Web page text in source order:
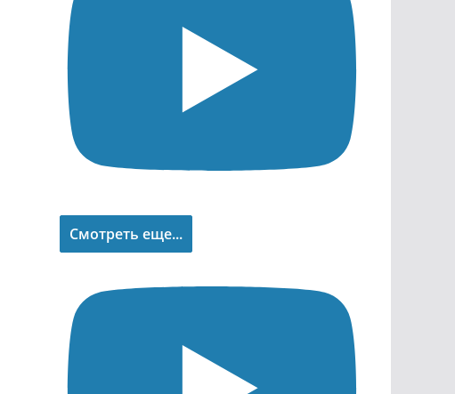
Смотреть еще...